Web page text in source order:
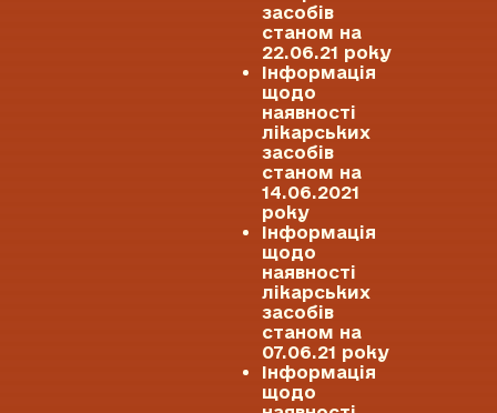
засобів
станом на
22.06.21 року
Інформація
щодо
наявності
лікарських
засобів
станом на
14.06.2021
року
Інформація
щодо
наявності
лікарських
засобів
станом на
07.06.21 року
Інформація
щодо